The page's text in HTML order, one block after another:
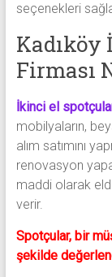
seçenekleri
Firması
İkinci el
mobilyaların,
alım satımını
renovasyon
maddi olarak
verir.
Spotçular, bir
şekilde